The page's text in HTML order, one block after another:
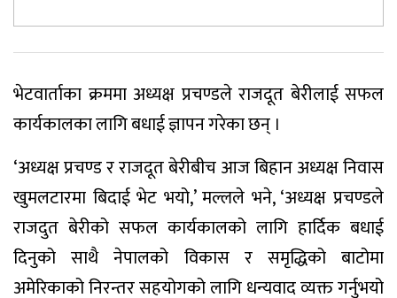
भेटवार्ताका क्रममा अध्यक्ष प्रचण्डले राजदूत बेरीलाई सफल
कार्यकालका लागि बधाई ज्ञापन गरेका छन् ।
‘अध्यक्ष प्रचण्ड र राजदूत बेरीबीच आज बिहान अध्यक्ष निवास
खुमलटारमा बिदाई भेट भयो,’ मल्लले भने, ‘अध्यक्ष प्रचण्डले
राजदुत बेरीको सफल कार्यकालको लागि हार्दिक बधाई
दिनुको साथै नेपालको विकास र समृद्धिको बाटोमा
अमेरिकाको निरन्तर सहयोगको लागि धन्यवाद व्यक्त गर्नुभयो